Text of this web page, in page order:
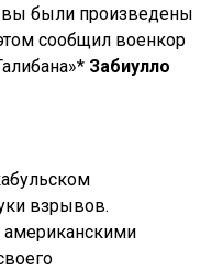
были произведены
сообщил военкор
Забиулло
взрывов.